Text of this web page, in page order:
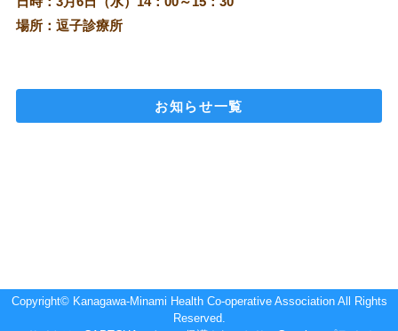
場所：逗子診療所
お知らせ一覧
Copyright© Kanagawa-Minami Health Co-operative Association All Rights
Reserved.